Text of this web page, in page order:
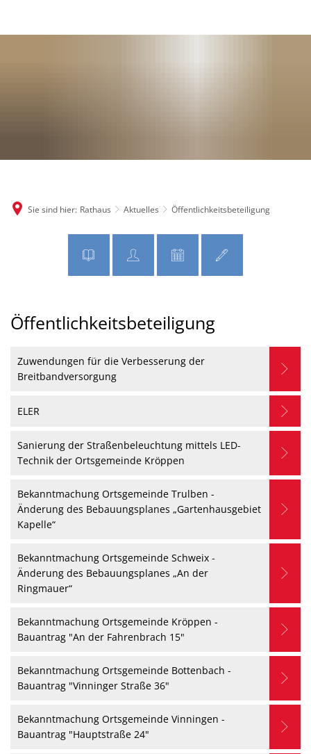
Sie sind hier: Rathaus Aktuelles Öffentlichkeitsbeteiligung
Öffentlichkeitsbeteiligung
Öffentlichkeitsbeteiligung
Zuwendungen für die Verbesserung der
Breitbandversorgung
ELER
Sanierung der Straßenbeleuchtung mittels LED-
Technik der Ortsgemeinde Kröppen
Bekanntmachung Ortsgemeinde Trulben -
Änderung des Bebauungsplanes „Gartenhausgebiet
Kapelle“
Bekanntmachung Ortsgemeinde Schweix -
Änderung des Bebauungsplanes „An der
Ringmauer“
Bekanntmachung Ortsgemeinde Kröppen -
Bauantrag "An der Fahrenbrach 15"
Bekanntmachung Ortsgemeinde Bottenbach -
Bauantrag "Vinninger Straße 36"
Bekanntmachung Ortsgemeinde Vinningen -
Bauantrag "Hauptstraße 24"